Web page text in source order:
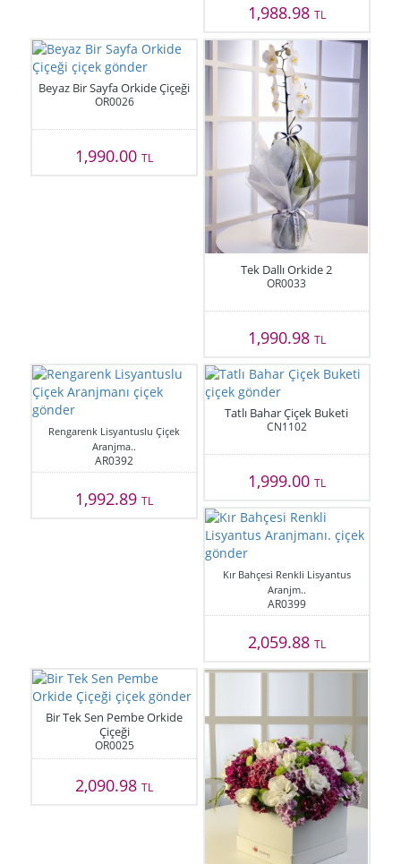
1,988.98 TL
Beyaz Bir Sayfa Orkide Çiçeği
OR0026
1,990.00TL
Tek Dallı Orkide 2
OR0033
1,990.98 TL
Rengarenk Lisyantuslu Çiçek
Aranjma..
AR0392
1,992.89TL
Tatlı Bahar Çiçek Buketi
CN1102
1,999.00 TL
Kır Bahçesi Renkli Lisyantus
Aranjm..
AR0399
2,059.88 TL
Bir Tek Sen Pembe Orkide
Çiçeği
OR0025
2,090.98TL